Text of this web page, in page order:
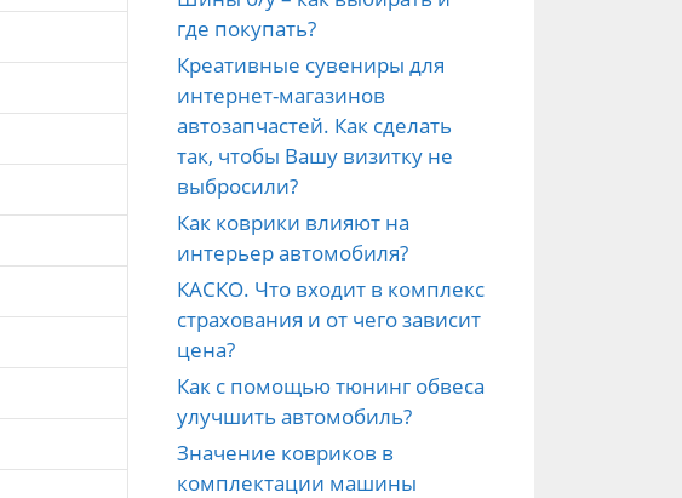
где покупать?
Креативные сувениры для
интернет-магазинов
автозапчастей. Как сделать
так, чтобы Вашу визитку не
выбросили?
Как коврики влияют на
интерьер автомобиля?
КАСКО. Что входит в комплекс
страхования и от чего зависит
цена?
Как с помощью тюнинг обвеса
улучшить автомобиль?
Значение ковриков в
комплектации машины